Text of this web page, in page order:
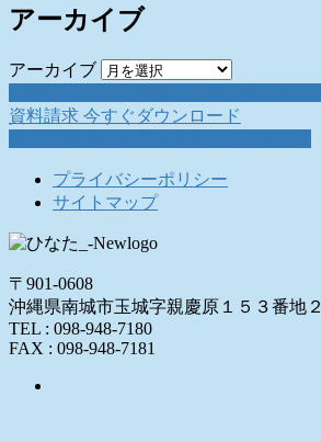
アーカイブ
アーカイブ
資料請求 今すぐダウンロード
プライバシーポリシー
サイトマップ
〒901-0608
沖縄県南城市玉城字親慶原１５３番地２
TEL : 098-948-7180
FAX : 098-948-7181